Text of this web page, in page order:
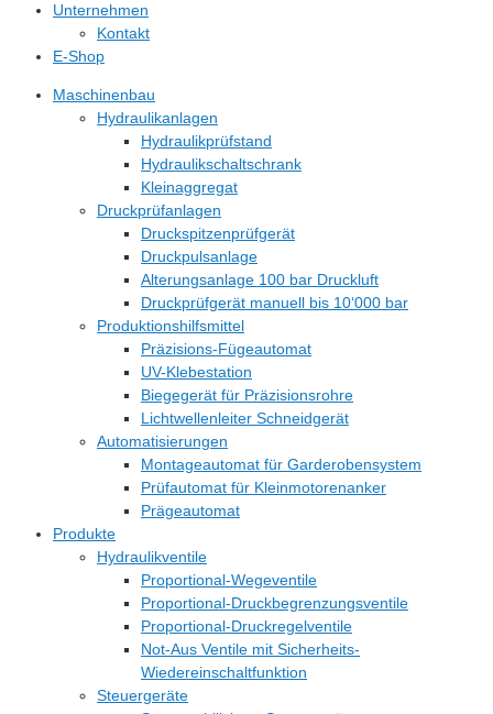
Unternehmen
Kontakt
E-Shop
Maschinenbau
Hydraulikanlagen
Hydraulikprüfstand
Hydraulikschaltschrank
Kleinaggregat
Druckprüfanlagen
Druckspitzenprüfgerät
Druckpulsanlage
Alterungsanlage 100 bar Druckluft
Druckprüfgerät manuell bis 10‘000 bar
Produktionshilfsmittel
Präzisions-Fügeautomat
UV-Klebestation
Biegegerät für Präzisionsrohre
Lichtwellenleiter Schneidgerät
Automatisierungen
Montageautomat für Garderobensystem
Prüfautomat für Kleinmotorenanker
Prägeautomat
Produkte
Hydraulikventile
Proportional-Wegeventile
Proportional-Druckbegrenzungsventile
Proportional-Druckregelventile
Not-Aus Ventile mit Sicherheits-
Wiedereinschaltfunktion
Steuergeräte